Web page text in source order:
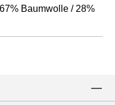
Baumwolle / 28%